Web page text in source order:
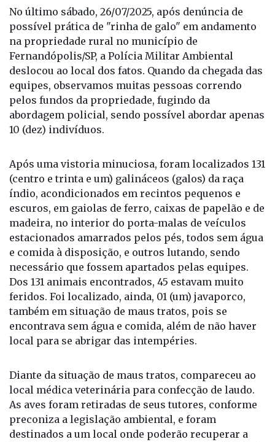
No último sábado, 26/07/2025, após denúncia de
possível prática de "rinha de galo" em andamento
na propriedade rural no município de
Fernandópolis/SP, a Polícia Militar Ambiental
deslocou ao local dos fatos. Quando da chegada das
equipes, observamos muitas pessoas correndo
pelos fundos da propriedade, fugindo da
abordagem policial, sendo possível abordar apenas
10 (dez) indivíduos.
Após uma vistoria minuciosa, foram localizados 131
(centro e trinta e um) galináceos (galos) da raça
índio, acondicionados em recintos pequenos e
escuros, em gaiolas de ferro, caixas de papelão e de
madeira, no interior do porta-malas de veículos
estacionados amarrados pelos pés, todos sem água
e comida à disposição, e outros lutando, sendo
necessário que fossem apartados pelas equipes.
Dos 131 animais encontrados, 45 estavam muito
feridos. Foi localizado, ainda, 01 (um) javaporco,
também em situação de maus tratos, pois se
encontrava sem água e comida, além de não haver
local para se abrigar das intempéries.
Diante da situação de maus tratos, compareceu ao
local médica veterinária para confecção de laudo.
As aves foram retiradas de seus tutores, conforme
preconiza a legislação ambiental, e foram
destinados a um local onde poderão recuperar a